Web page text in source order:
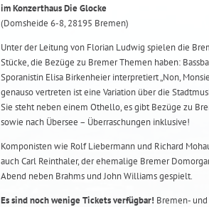
im Konzerthaus Die Glocke
(Domsheide 6-8, 28195 Bremen)
Unter der Leitung von Florian Ludwig spielen die
Stücke, die Bezüge zu Bremer Themen haben:
Sporanistin Elisa Birkenheier interpretiert „Non,
genauso vertreten ist eine Variation über die
Sie steht neben einem Othello, es gibt Bezüge zu
sowie nach Übersee – Überraschungen inklusive!
Komponisten wie Rolf Liebermann und Richard
auch Carl Reinthaler, der ehemalige Bremer
Abend neben Brahms und John Williams gespielt.
Es sind noch wenige Tickets verfügbar! Bremen-